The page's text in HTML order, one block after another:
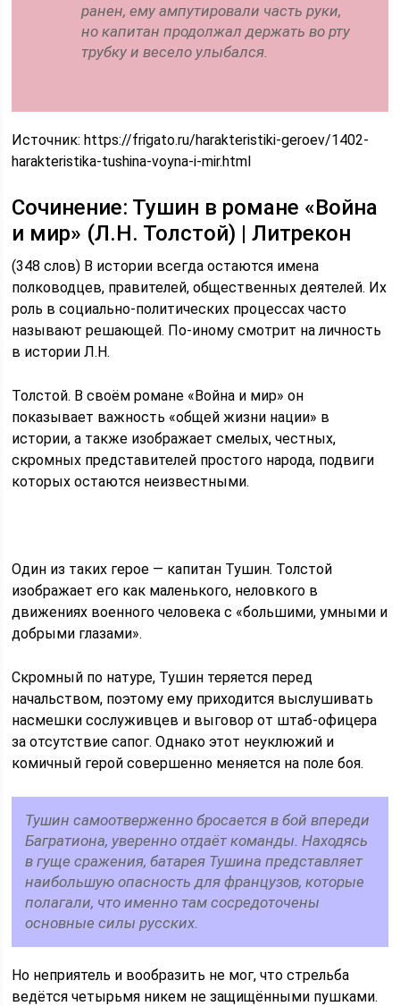
ранен, ему ампутировали часть руки,
но капитан продолжал держать во рту
трубку и весело улыбался.
Источник:https://frigato.ru/harakteristiki-geroev/1402-
harakteristika-tushina-voyna-i-mir.html
Сочинение: Тушин в романе «Война
и мир» (Л.Н. Толстой) | Литрекон
(348 слов) В истории всегда остаются имена
полководцев, правителей, общественных деятелей. Их
роль в социально-политических процессах часто
называют решающей. По-иному смотрит на личность
в истории Л.Н.
Толстой. В своём романе «Война и мир» он
показывает важность «общей жизни нации» в
истории, а также изображает смелых, честных,
скромных представителей простого народа, подвиги
которых остаются неизвестными.
Один из таких герое — капитан Тушин. Толстой
изображает его как маленького, неловкого в
движениях военного человека с «большими, умными и
добрыми глазами».
Скромный по натуре, Тушин теряется перед
начальством, поэтому ему приходится выслушивать
насмешки сослуживцев и выговор от штаб-офицера
за отсутствие сапог. Однако этот неуклюжий и
комичный герой совершенно меняется на поле боя.
Тушин самоотверженно бросается в бой впереди
Багратиона, уверенно отдаёт команды. Находясь
в гуще сражения, батарея Тушина представляет
наибольшую опасность для французов, которые
полагали, что именно там сосредоточены
основные силы русских.
Но неприятель и вообразить не мог, что стрельба
ведётся четырьмя никем не защищёнными пушками.